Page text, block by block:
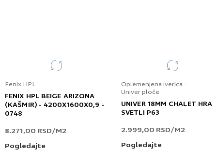
Fenix HPL
FENIX HPL BEIGE ARIZONA
(KAŠMIR) - 4200X1600X0,9 -
0748
8.271,00 RSD/M2
Pogledajte
Oplemenjena iverica -
Univer ploče
UNIVER 18MM CHALET
SVETLI P63
2.999,00 RSD/M2
Pogledajte